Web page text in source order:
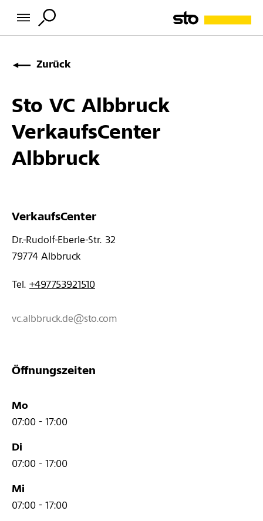
Zurück
Sto VC Albbruck
VerkaufsCenter
Albbruck
VerkaufsCenter
Dr.-Rudolf-Eberle-Str. 32
79774 Albbruck
Tel. +497753921510
vc.albbruck.de@sto.com
Öffnungszeiten
Mo
07:00 - 17:00
Di
07:00 - 17:00
Mi
07:00 - 17:00